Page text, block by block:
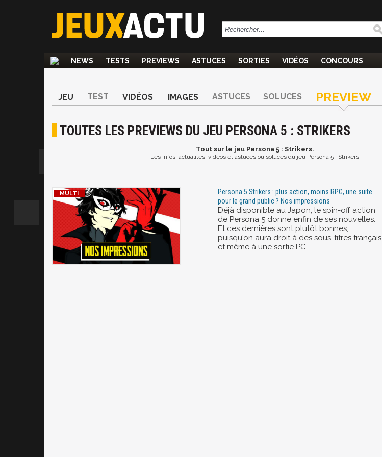
NEWS TESTS PREVIEWS ASTUCES SORTIES VIDÉOS CONCOURS
JEU TEST VIDÉOS IMAGES ASTUCES SOLUCES PREVIEW
TOUTES LES PREVIEWS DU JEU PERSONA 5 : STRIKERS
Toutsur le jeu Persona 5 : Strikers.
Les infos, actualités, vidéos et astuces ou soluces du jeu Persona 5 : Strikers
Persona 5 Strikers : plus action, moins RPG, une suite
pour le grand public ? Nos impressions
Déjà disponible au Japon, le spin-off action
de Persona 5 donne enfin de ses nouvelles.
Et ces dernières sont plutôt bonnes,
puisqu'on aura droit à des sous-titres français
et même à une sortie PC.